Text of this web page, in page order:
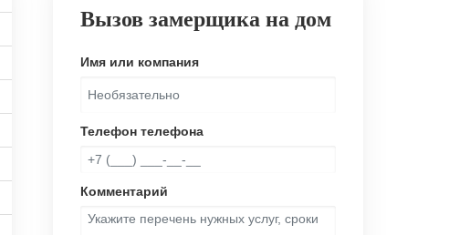
Вызов замерщика на дом
Имя или компания
Телефон телефона
Комментарий